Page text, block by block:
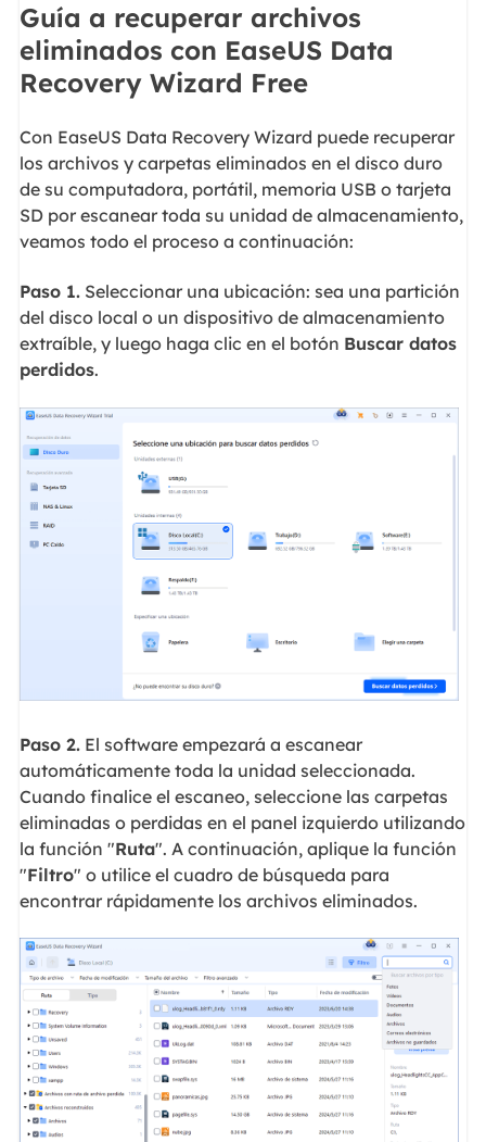
Guía a recuperar archivos
eliminados con EaseUS Data
Recovery Wizard Free
Con EaseUS Data Recovery Wizard puede recuperar
los archivos y carpetas eliminados en el disco duro
de su computadora, portátil, memoria USB o tarjeta
SD por escanear toda su unidad de almacenamiento,
veamos todo el proceso a continuación:
Paso 1.Seleccionar una ubicación: sea una partición
del disco local o un dispositivo de almacenamiento
extraíble, y luego haga clic en el botón Buscar datos
perdidos.
Paso 2.El software empezará a escanear
automáticamente toda la unidad seleccionada.
Cuando finalice el escaneo, seleccione las carpetas
eliminadas o perdidas en el panel izquierdo utilizando
la función "Ruta". A continuación, aplique la función
"Filtro" o utilice el cuadro de búsqueda para
encontrar rápidamente los archivos eliminados.